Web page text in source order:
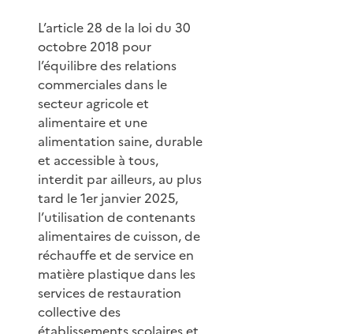
L’article 28 de la loi du 30
octobre 2018 pour
l’équilibre des relations
commerciales dans le
secteur agricole et
alimentaire et une
alimentation saine, durable
et accessible à tous,
interdit par ailleurs, au plus
tard le 1er janvier 2025,
l’utilisation de contenants
alimentaires de cuisson, de
réchauffe et de service en
matière plastique dans les
services de restauration
collective des